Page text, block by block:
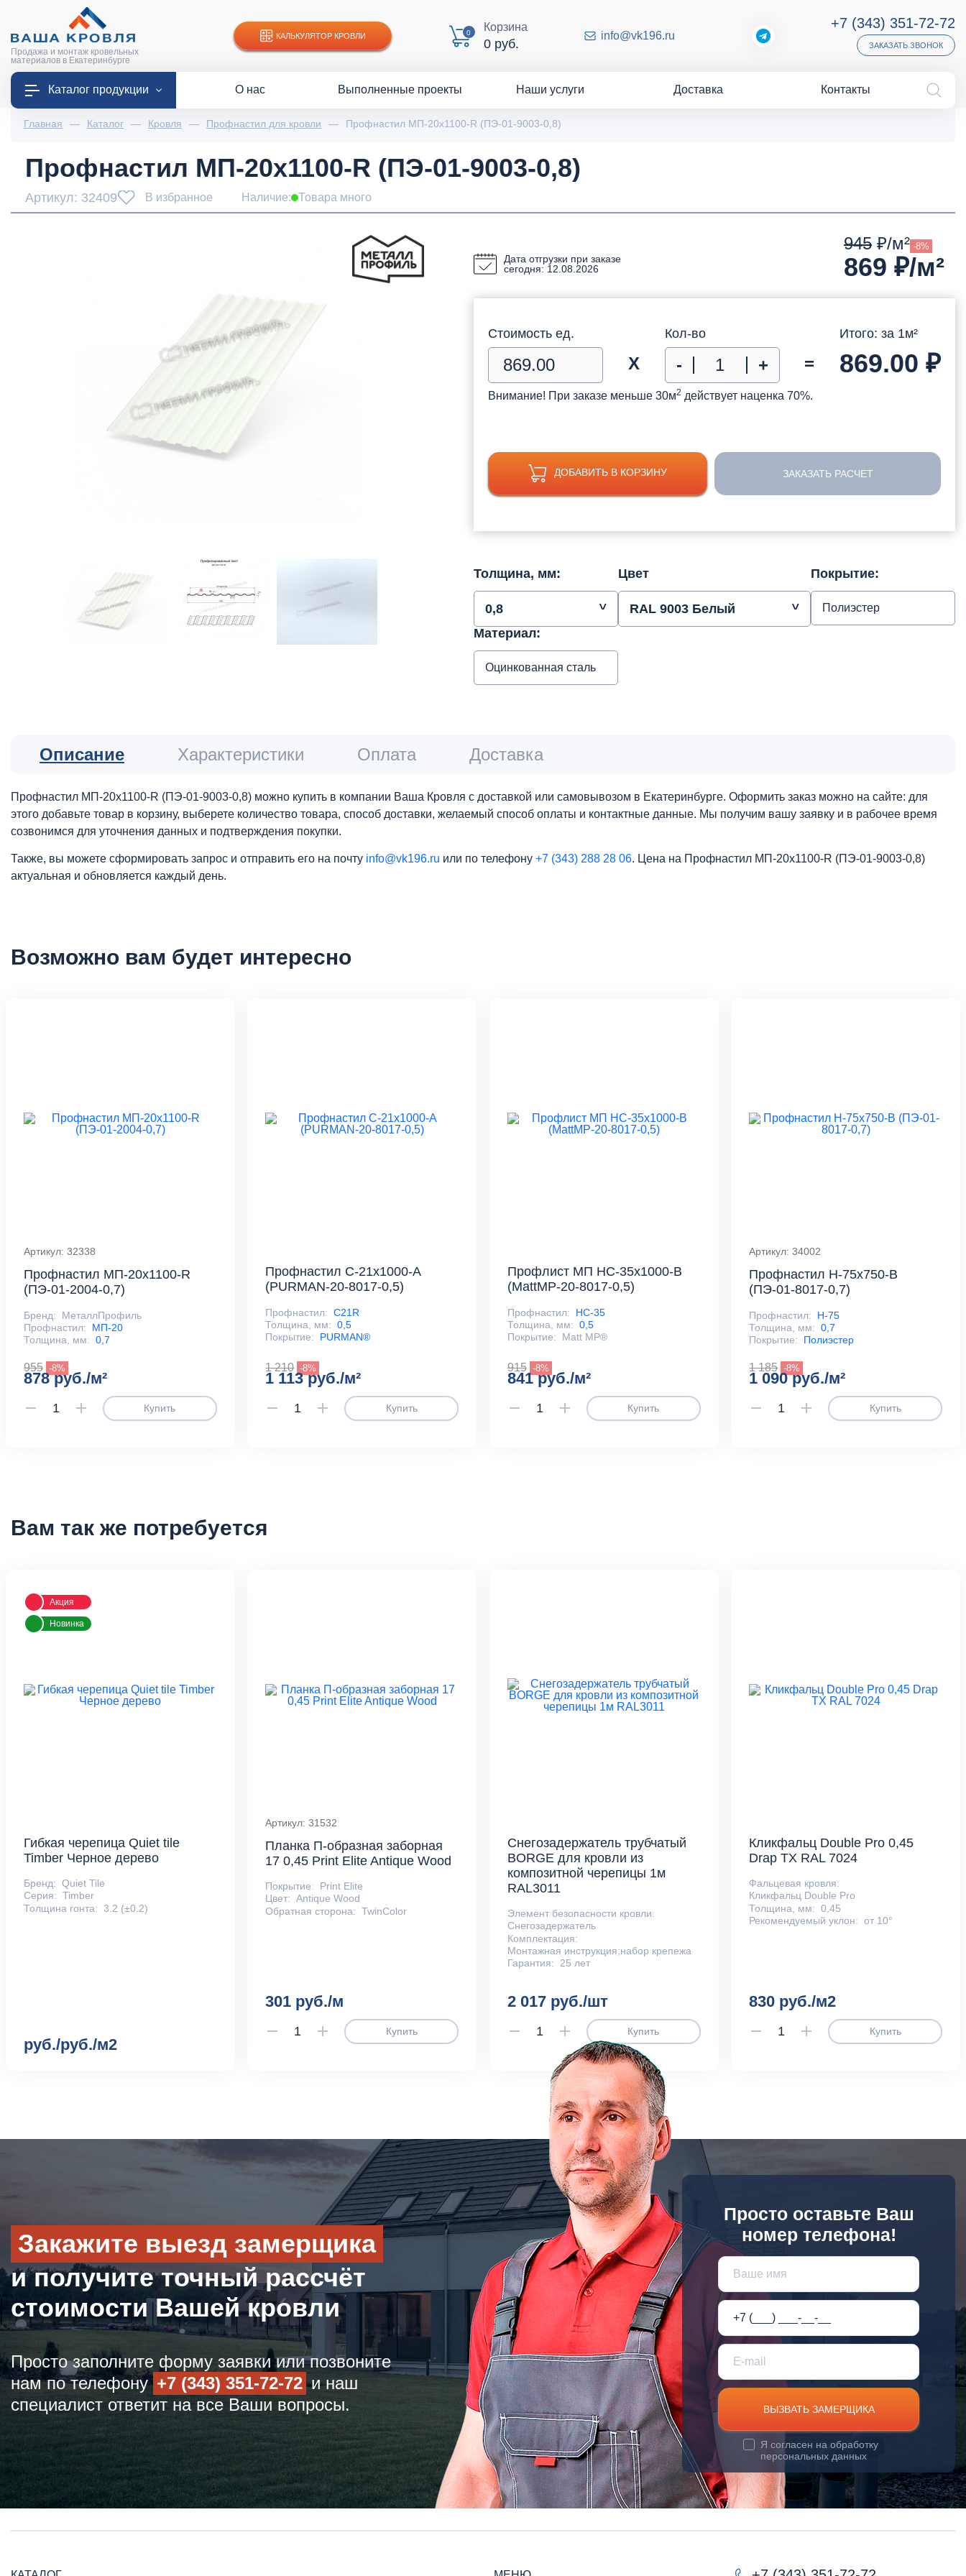
Продажа и монтаж кровельных
материалов в Екатеринбурге
КАЛЬКУЛЯТОР КРОВЛИ 0 Корзина
0 руб.
info@vk196.ru
+7 (343) 351-72-72
ЗАКАЗАТЬ ЗВОНОК
Каталог продукции О нас Выполненные проекты Наши услуги Доставка Контакты
Главная — Каталог — Кровля — Профнастил для кровли — Профнастил МП-20x1100-R (ПЭ-01-9003-0,8)
Профнастил МП-20x1100-R (ПЭ-01-9003-0,8)
Артикул: 32409 В избранное Наличие: Товара много
Дата отгрузки при заказе
сегодня: 12.08.2026
945 ₽/м² -8%
869 ₽/м²
Стоимость ед.
Х
Кол-во
- + =
Итого: за 1м²
869.00 ₽
Внимание! При заказе меньше 30м2 действует наценка 70%.
ДОБАВИТЬ В КОРЗИНУ ЗАКАЗАТЬ РАСЧЕТ
Толщина, мм:
0,8
Цвет
RAL 9003 Белый
Покрытие:
Полиэстер
Материал:
Оцинкованная сталь
Описание Характеристики Оплата Доставка
Профнастил МП-20x1100-R (ПЭ-01-9003-0,8) можно купить в компании Ваша Кровля с доставкой или самовывозом в Екатеринбурге. Оформить заказ можно на сайте: для
этого добавьте товар в корзину, выберете количество товара, способ доставки, желаемый способ оплаты и контактные данные. Мы получим вашу заявку и в рабочее время
созвонимся для уточнения данных и подтверждения покупки.
Также, вы можете сформировать запрос и отправить его на почту info@vk196.ru или по телефону +7 (343) 288 28 06. Цена на Профнастил МП-20x1100-R (ПЭ-01-9003-0,8)
актуальная и обновляется каждый день.
Возможно вам будет интересно
Артикул: 32338
Профнастил МП-20x1100-R
(ПЭ-01-2004-0,7)
Бренд:
МеталлПрофиль
Профнастил:
МП-20
Толщина, мм: 0,7
955 -8%
878 руб./м²
Купить
Профнастил С-21x1000-A
(PURMAN-20-8017-0,5)
Профнастил: С21R
Толщина, мм: 0,5
Покрытие:
PURMAN®
1 210 -8%
1 113 руб./м²
Купить
Профлист МП НС-35x1000-B
(MattMP-20-8017-0,5)
Профнастил:
НС-35
Толщина, мм: 0,5
Покрытие:
Matt MP®
915 -8%
841 руб./м²
Купить
Артикул: 34002
Профнастил Н-75x750-B
(ПЭ-01-8017-0,7)
Профнастил:
Н-75
Толщина, мм: 0,7
Покрытие:
Полиэстер
1 185 -8%
1 090 руб./м²
Купить
Вам так же потребуется
Акция
Новинка
Гибкая черепица Quiet tile
Timber Черное дерево
Бренд: Quiet Tile
Серия: Timber
Толщина гонта: 3.2 (±0.2)
руб./руб./м2
Артикул: 31532
Планка П-образная заборная
17 0,45 Print Elite Antique Wood
Покрытие:
Print Elite
Цвет: Antique Wood
Обратная сторона: TwinColor
301 руб./м
Купить
Снегозадержатель трубчатый
BORGE для кровли из
композитной черепицы 1м
RAL3011
Элемент безопасности кровли:
Снегозадержатель
Комплектация:
Монтажная инструкция;набор крепежа
Гарантия:
25 лет
2 017 руб./шт
Купить
Кликфальц Double Pro 0,45
Drap TX RAL 7024
Фальцевая кровля:
Кликфальц Double Pro
Толщина, мм: 0,45
Рекомендуемый уклон: от 10°
830 руб./м2
Купить
Закажите выезд замерщика
и получите точный рассчёт
стоимости Вашей кровли
Просто заполните форму заявки или позвоните
нам по телефону +7 (343) 351-72-72и наш
специалист ответит на все Ваши вопросы.
Просто оставьте Ваш
номер телефона!
ВЫЗВАТЬ ЗАМЕРЩИКА
Я согласен на обработку
персональных данных